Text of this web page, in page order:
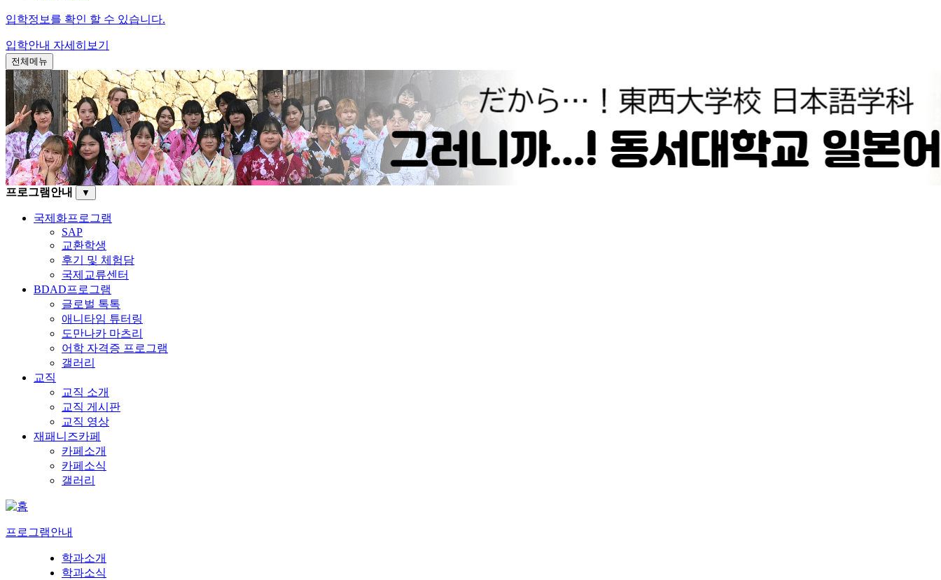
입학정보를 확인 할 수 있습니다.
입학안내 자세히보기
전체메뉴
프로그램안내 ▼
국제화프로그램
SAP
교환학생
후기 및 체험담
국제교류센터
BDAD프로그램
글로벌 톡톡
애니타임 튜터링
도만나카 마츠리
어학 자격증 프로그램
갤러리
교직
교직 소개
교직 게시판
교직 영상
재패니즈카페
카페소개
카페소식
갤러리
프로그램안내
학과소개
학과소식